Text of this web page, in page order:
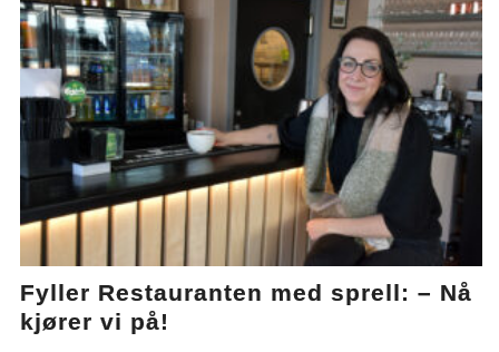
Fyller Restauranten med sprell: – Nå
kjører vi på!